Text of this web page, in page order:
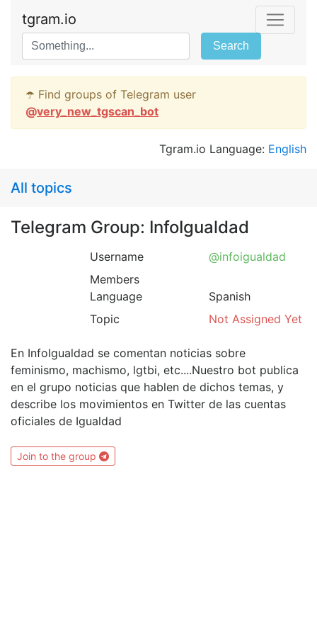
tgram.io
Search
☂️ Find groups of Telegram user
@very_new_tgscan_bot
Tgram.io Language: English
All topics
Telegram Group: InfoIgualdad
Username
@infoigualdad
Members
Language
Spanish
Topic
Not Assigned Yet
En InfoIgualdad se comentan noticias sobre
feminismo, machismo, lgtbi, etc....Nuestro bot publica
en el grupo noticias que hablen de dichos temas, y
describe los movimientos en Twitter de las cuentas
oficiales de Igualdad
Join to the group